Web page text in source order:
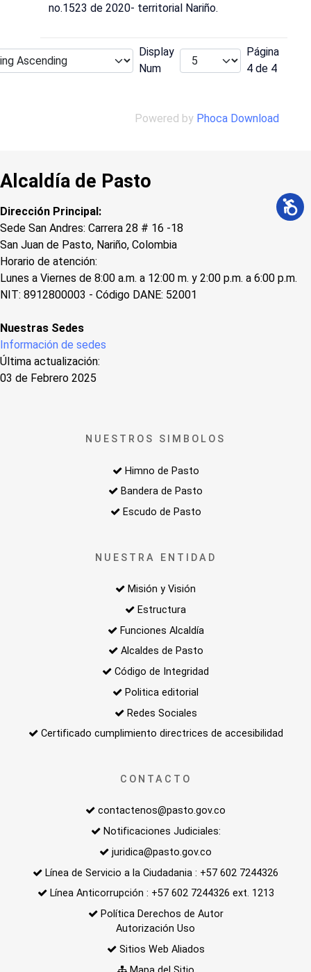
no.1523 de 2020- territorial Nariño.
Display
Num
Página
4 de 4
Powered by Phoca Download
Alcaldía de Pasto
Dirección Principal:
Sede San Andres: Carrera 28 # 16 -18
San Juan de Pasto, Nariño, Colombia
Horario de atención:
Lunes a Viernes de 8:00 a.m. a 12:00 m. y 2:00 p.m. a 6:00 p.m.
NIT: 8912800003 - Código DANE: 52001
Nuestras Sedes
Información de sedes
Última actualización:
03 de Febrero 2025
NUESTROS SIMBOLOS
Himno de Pasto
Bandera de Pasto
Escudo de Pasto
NUESTRA ENTIDAD
Misión y Visión
Estructura
Funciones Alcaldía
Alcaldes de Pasto
Código de Integridad
Politica editorial
Redes Sociales
Certificado cumplimiento directrices de accesibilidad
CONTACTO
contactenos@pasto.gov.co
Notificaciones Judiciales:
juridica@pasto.gov.co
Línea de Servicio a la Ciudadania : +57 602 7244326
Línea Anticorrupción : +57 602 7244326 ext. 1213
Política Derechos de Autor
Autorización Uso
Sitios Web Aliados